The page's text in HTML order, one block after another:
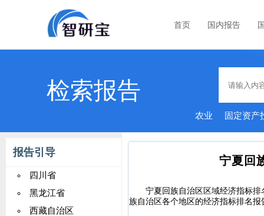
首页 国内报告
检索报告
农业 固定资产
报告引导
四川省
黑龙江省
西藏自治区
宁夏回
宁夏回族自治区区域经济指标
族自治区各个地区的经济指标排名